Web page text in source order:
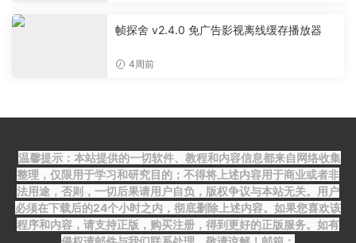
帧探舍 v2.4.0 免广告影视离线缓存播放器
4周前
温馨提示：本站提供的一切软件、教程和内容信息都来自网络收集
整理，仅限用于学习和研究目的；不得将上述内容用于商业或者非
法用途，否则，一切后果请用户自负，版权争议与本站无关。用户
必须在下载后的24个小时之内，彻底删除上述内容。如果您喜欢该
程序和内容，请支持正版，购买注册，得到更好的正版服务。如有